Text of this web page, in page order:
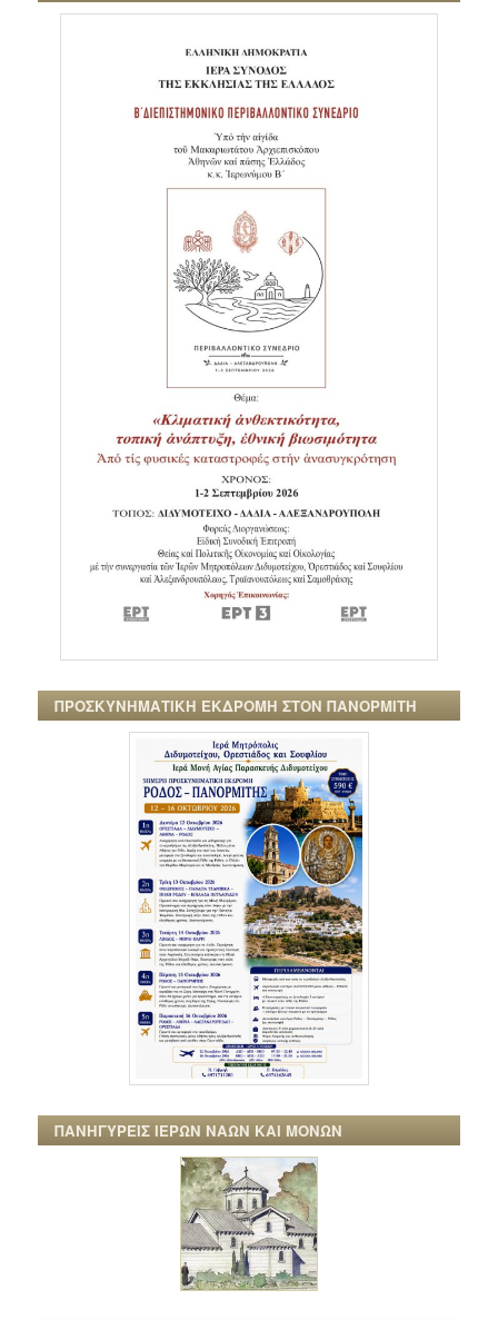
ΠΡΟΣΚΥΝΗΜΑΤΙΚΗ ΕΚΔΡΟΜΗ ΣΤΟΝ ΠΑΝΟΡΜΙΤΗ
ΠΑΝΗΓΥΡΕΙΣ ΙΕΡΩΝ ΝΑΩΝ ΚΑΙ ΜΟΝΩΝ